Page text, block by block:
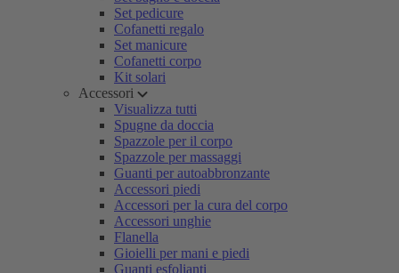
Set pedicure
Cofanetti regalo
Set manicure
Cofanetti corpo
Kit solari
Accessori
Visualizza tutti
Spugne da doccia
Spazzole per il corpo
Spazzole per massaggi
Guanti per autoabbronzante
Accessori piedi
Accessori per la cura del corpo
Accessori unghie
Flanella
Gioielli per mani e piedi
Guanti esfolianti